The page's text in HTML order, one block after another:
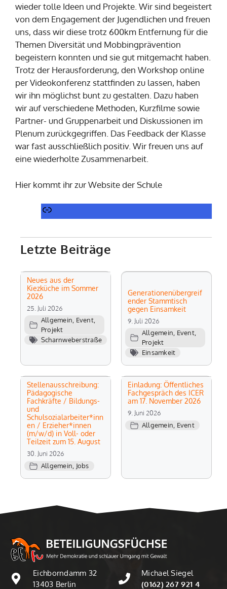
wieder tolle Ideen und Projekte. Wir sind begeistert
von dem Engagement der Jugendlichen und freuen
uns, dass wir diese trotz 600km Entfernung für die
Themen Diversität und Mobbingprävention
begeistern konnten und sie gut mitgemacht haben.
Trotz der Herausforderung, den Workshop online
per Videokonferenz stattfinden zu lassen, haben
wir ihn möglichst bunt zu gestalten. Dazu haben
wir auf verschiedene Methoden, Kurzfilme sowie
Partner- und Gruppenarbeit und Diskussionen im
Plenum zurückgegriffen. Das Feedback der Klasse
war fast ausschließlich positiv. Wir freuen uns auf
eine wiederholte Zusammenarbeit.
Hier kommt ihr zur Website der Schule
Letzte Beiträge
Neues aus der
Kiezküche im Sommer
2026
25. Juli 2026
Allgemein Event,
Projekt
Scharnweberstraße
Generationenübergreif
ender Stammtisch
gegen Einsamkeit
9. Juli 2026
Allgemein Event,
Projekt
Einsamkeit
Stellenausschreibung:
Pädagogische
Fachkräfte / Bildungs-
und
Schulsozialarbeiter*inn
en / Erzieher*innen
(m/w/d) in Voll- oder
Teilzeit zum 15. August
30. Juni 2026
Allgemein Jobs
Einladung: Öffentliches
Fachgespräch des ICER
am 17. November 2026
9. Juni 2026
Allgemein Event
Eichborndamm 32
13403 Berlin
Michael Siegel
(0162) 267 921 4